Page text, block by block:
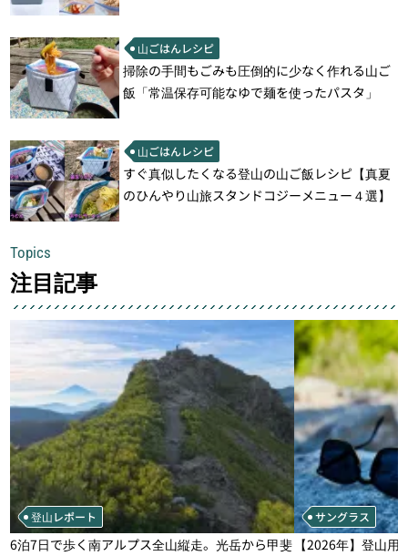
山ごはんレシピ
掃除の手間もごみも圧倒的に少なく作れる山ご
飯「常温保存可能なゆで麺を使ったパスタ」
山ごはんレシピ
すぐ真似したくなる登山の山ご飯レシピ【真夏
のひんやり山旅スタンドコジーメニュー４選】
Topics
注目記事
登山レポート
6泊7日で歩く南アルプス全山縦走。光岳から甲斐
サングラス
【2026年】登山